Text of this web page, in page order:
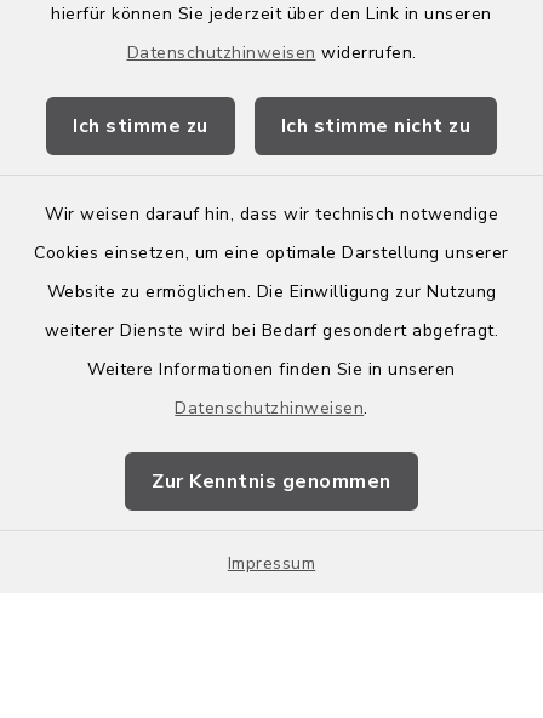
hierfür können Sie jederzeit über den Link in unseren
Datenschutzhinweisen widerrufen.
Ich stimme zu Ich stimme nicht zu
Wir weisen darauf hin, dass wir technisch notwendige
Cookies einsetzen, um eine optimale Darstellung unserer
Website zu ermöglichen. Die Einwilligung zur Nutzung
weiterer Dienste wird bei Bedarf gesondert abgefragt.
Weitere Informationen finden Sie in unseren
Datenschutzhinweisen.
Zur Kenntnis genommen
Impressum
Wirtschaftsregion Bergstraße
Kontakt
Leichte Sprache
Impressum
Sitemap